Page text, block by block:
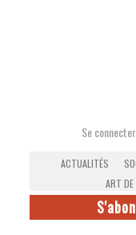
Se connecter
ACTUALITÉS
ART DE